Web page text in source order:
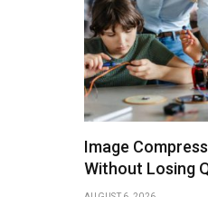
Image
Without Losing